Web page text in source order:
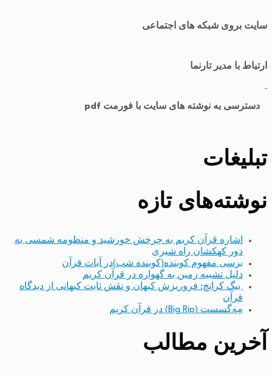
سایت بروی شبکه های اجتماعی
ارتباط با مدیر تارنما
دسترسی به نوشته های سایت با فورمت pdf
تبلیغات
نوشته‌های تازه
اشاره قرآن کریم به چرخش خورشید و منظومه شمسی به
دور کهکشان راه شیری
برسی مفهوم کوبنده(کوبنده شب)در آیات قرآن
دلیل تشبیه زمین به گهواره در قرآن کریم
بیگ کرانچ: فروریزش کیهان و نقش ثابت کیهانی از دیدگاه
قرآن
مِه‌گسست (Big Rip) در قرآن کریم
آخرین مطالب